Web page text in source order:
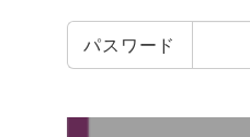
パスワード